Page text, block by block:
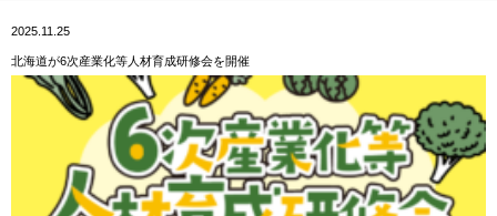
2025.11.25
北海道が6次産業化等人材育成研修会を開催